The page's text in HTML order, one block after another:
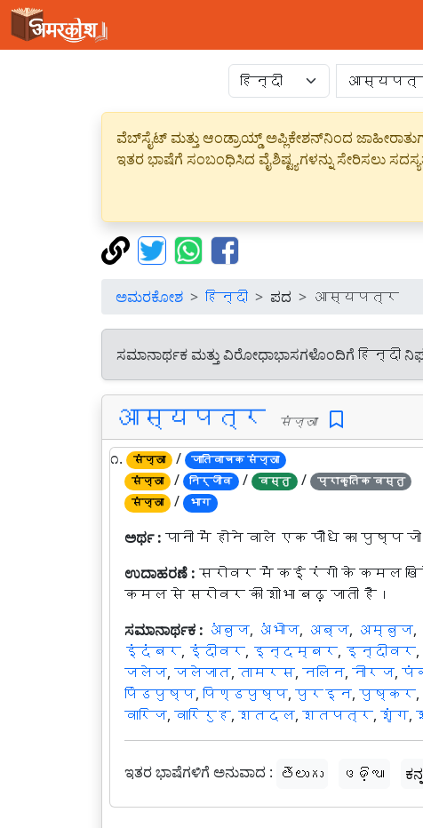
ವೆಬ್‌ಸೈಟ್ ಮತ್ತು ಆಂಡ್ರಾಯ್ಡ್ ಅಪ್ಲಿಕೇಶನ್‌ನಿಂದ
ಇತರ ಭಾಷೆಗೆ ಸಂಬಂಧಿಸಿದ ವೈಶಿಷ್ಟ್ಯಗಳನ್ನು ಸೇರಿಸಲು
ಅಮರಕೋಶ हिन्दी ಪದ आस्यपत्र
ಸಮಾನಾರ್ಥಕ ಮತ್ತು ವಿರೋಧಾಭಾಸಗಳೊಂದಿಗೆ हिन्दी
आस्यपत्र संज्ञा
೧. संज्ञा /
जातिवाचक संज्ञा
संज्ञा / निर्जीव / वस्तु /
प्राकृतिक वस्तु
संज्ञा / भाग
ಅರ್ಥ : पानी में होने वाले एक पौधे का पुष्प
ಉದಾಹರಣೆ : सरोवर में कई रंगों के कमल
कमल से सरोवर की शोभा बढ़ जाती है।
ಸಮಾನಾರ್ಥಕ : अंबुज, अंभोज, अब्ज, अम्बुज,
इंदंबर, इंदीवर, इन्दम्बर, इन्दीवर,
जलेज, जलेजात, तामरस, नलिन, नीरज,
पिंडपुष्प, पिण्डपुष्प, पुरइन, पुष्कर,
वारिज, वारिरुह, शतदल, शतपत्र, शृंग,
ಇತರ ಭಾಷೆಗಳಿಗೆ ಅನುವಾದ : తెలుగు ଓଡ଼ିଆ